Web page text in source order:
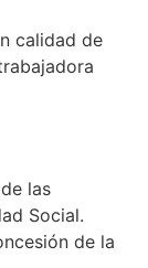
calidad de
las
Social.
de la